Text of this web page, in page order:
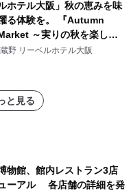
ホテル大阪」秋の恵みを味
る体験を。 『Autumn
～実りの秋を楽しむ
イーツビュッフェ～』を9
開催！
野 リーベルホテル大阪
と見る
物館、館内レストラン3店
ーアル 各店舗の詳細を発